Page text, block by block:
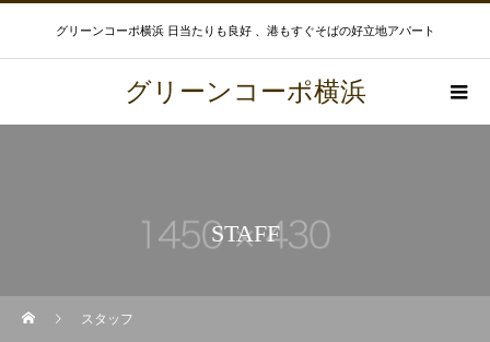
グリーンコーポ横浜 日当たりも良好 、港もすぐそばの好立地アパート
グリーンコーポ横浜
STAFF
スタッフ